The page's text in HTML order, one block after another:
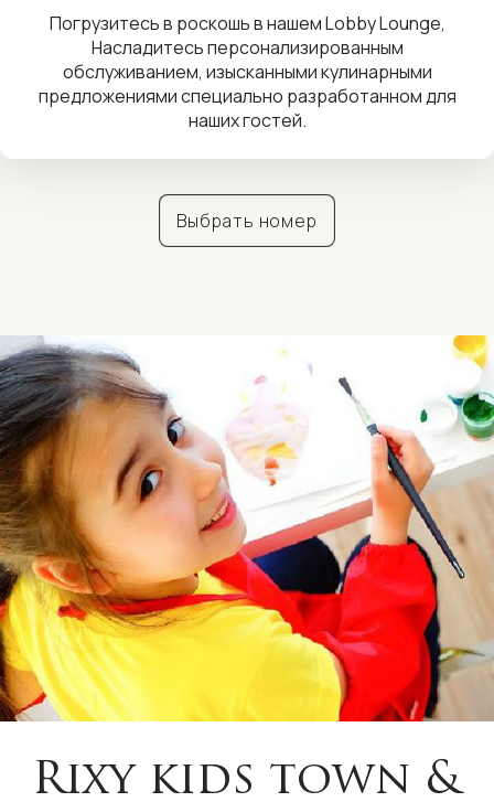
Погрузитесь в роскошь в нашем Lobby Lounge,
Насладитесь персонализированным
обслуживанием, изысканными кулинарными
предложениями специально разработанном для
наших гостей.
Выбрать номер
Rixy kids town &